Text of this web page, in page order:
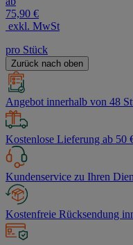
von
5
Sternen.
75,90 €
exkl. MwSt
pro Stück
Zurück nach oben
Angebot innerhalb von 48
Kostenlose Lieferung ab 50
Kundenservice zu Ihren
Kostenfreie Rücksendung